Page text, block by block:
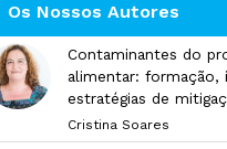
Os Nossos Autores
Contaminantes do
alimentar: formação,
estratégias de
Cristina Soares